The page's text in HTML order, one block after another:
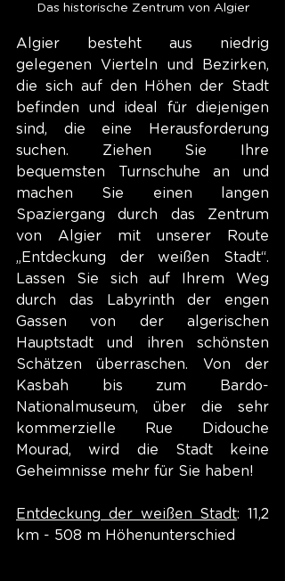
Das historische Zentrum von Algier
Algier besteht aus niedrig
gelegenen Vierteln und Bezirken,
die sich auf den Höhen der Stadt
befinden und ideal für diejenigen
sind, die eine Herausforderung
suchen. Ziehen Sie Ihre
bequemsten Turnschuhe an und
machen Sie einen langen
Spaziergang durch das Zentrum
von Algier mit unserer Route
„Entdeckung der weißen Stadt“.
Lassen Sie sich auf Ihrem Weg
durch das Labyrinth der engen
Gassen von der algerischen
Hauptstadt und ihren schönsten
Schätzen überraschen. Von der
Kasbah bis zum Bardo-
Nationalmuseum, über die sehr
kommerzielle Rue Didouche
Mourad, wird die Stadt keine
Geheimnisse mehr für Sie haben!
Entdeckung der weißen Stadt: 11,2
km - 508 m Höhenunterschied